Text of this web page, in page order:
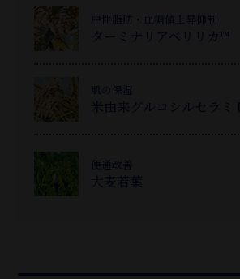
中性脂肪・血糖値上昇抑制
ターミナリアベリリカ™
肌の保湿
米由来グルコシルセラミド
便通改善
大麦若葉